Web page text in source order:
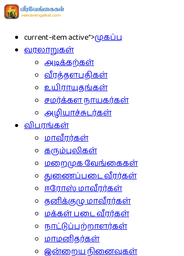
current-item active">முகப்பு
வரலாறுகள்
அடிக்கற்கள்
வீரத்தளபதிகள்
உயிராயுதங்கள்
சமர்க்கள நாயகர்கள்
அழியாச்சுடர்கள்
விபரங்கள்
மாவீரர்கள்
கரும்புலிகள்
மறைமுக வேங்கைகள்
துணைப்படை வீரர்கள்
ஈரோஸ் மாவீரர்கள்
தனிக்குழு மாவீரர்கள்
மக்கள் படை வீரர்கள்
நாட்டுப்பற்றாளர்கள்
மாமனிதர்கள்
இன்றைய நினைவுகள்